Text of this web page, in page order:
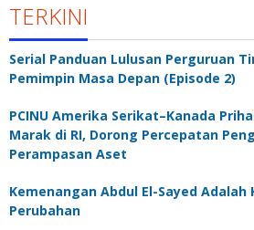
TERKINI
Serial Panduan Lulusan Perguruan
Pemimpin Masa Depan (Episode 2)
PCINU Amerika Serikat–Kanada
Marak di RI, Dorong Percepatan
Perampasan Aset
Kemenangan Abdul El-Sayed Adalah
Perubahan